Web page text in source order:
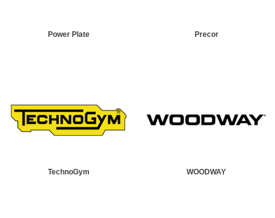
Power Plate Precor
TechnoGym WOODWAY